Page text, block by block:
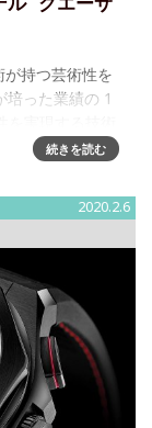
ル "クエーサ
持つ芸術性を
った業績の 1
輝きを放つ天
続きを読む
2020.2.6